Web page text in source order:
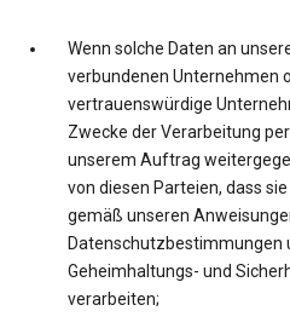
Wenn solche Daten an
verbundenen Unternehmen
vertrauenswürdige
Zwecke der Verarbeitung
unserem Auftrag
von diesen Parteien, dass
gemäß unseren
Datenschutzbestimmungen
Geheimhaltungs- und
verarbeiten;